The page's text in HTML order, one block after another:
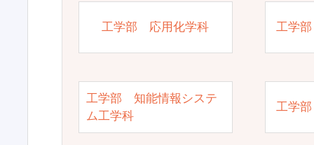
工学部 応用化学科 工学
工学部 知能情報システ
ム工学科
工学